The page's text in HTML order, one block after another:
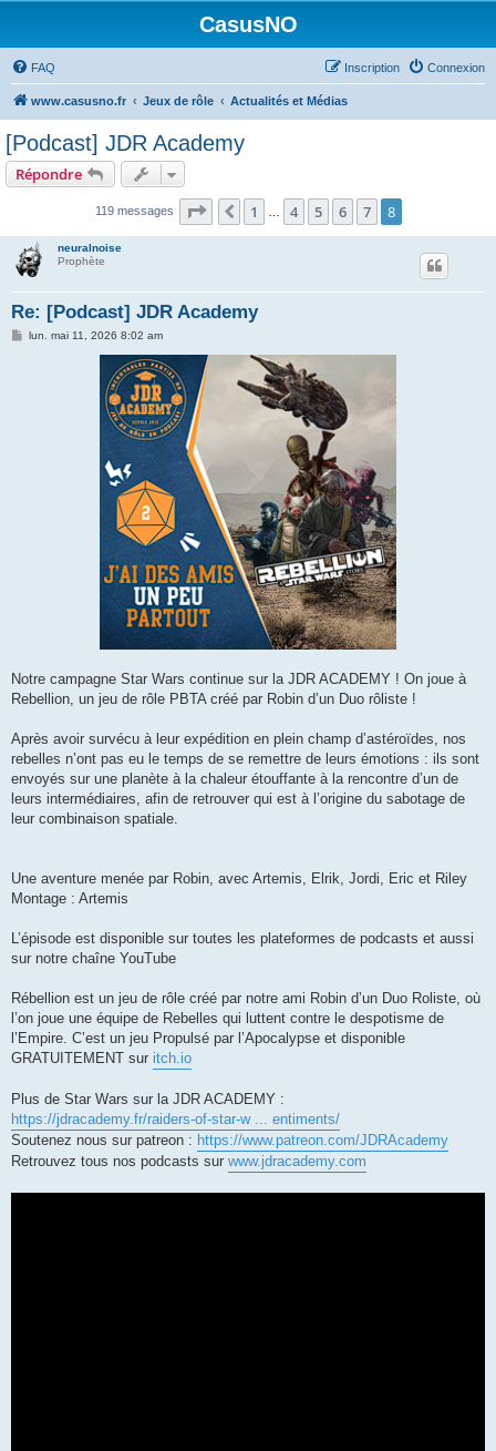
CasusNO
FAQ Connexion
Inscription
www.casusno.fr Jeux de rôle Actualités et Médias
[Podcast] JDR Academy
Répondre
119 messages Page sur
Précédent
1 4 5 6 7 8
neuralnoise
Prophète
Re: [Podcast] JDR Academy
Mlun. mai 11, 2026 8:02 am
Notre campagne Star Wars continue sur la JDR ACADEMY ! On joue à
Rebellion, un jeu de rôle PBTA créé par Robin d’un Duo rôliste !
Après avoir survécu à leur expédition en plein champ d’astéroïdes, nos
rebelles n’ont pas eu le temps de se remettre de leurs émotions : ils sont
envoyés sur une planète à la chaleur étouffante à la rencontre d’un de
leurs intermédiaires, afin de retrouver qui est à l’origine du sabotage de
leur combinaison spatiale.
Une aventure menée par Robin, avec Artemis, Elrik, Jordi, Eric et Riley
Montage : Artemis
L’épisode est disponible sur toutes les plateformes de podcasts et aussi
sur notre chaîne YouTube
Rébellion est un jeu de rôle créé par notre ami Robin d’un Duo Roliste, où
l’on joue une équipe de Rebelles qui luttent contre le despotisme de
l’Empire. C’est un jeu Propulsé par l’Apocalypse et disponible
GRATUITEMENT sur itch.io
Plus de Star Wars sur la JDR ACADEMY :
https://jdracademy.fr/raiders-of-star-w ... entiments/
Soutenez nous sur patreon : https://www.patreon.com/JDRAcademy
Retrouvez tous nos podcasts sur www.jdracademy.com